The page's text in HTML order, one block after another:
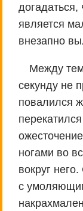
догадаться,
является
внезапно
Между
секунду не
повалился
ногами во
вокруг
с